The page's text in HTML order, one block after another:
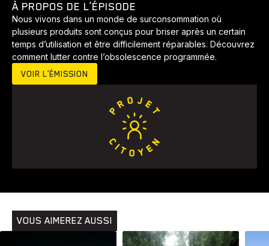
Histoires Pêche
À PROPOS DE L’ÉPISODE
Nous vivons dans un monde de surconsommation où
plusieurs produits sont conçus pour briser après un certain
temps d’utilisation et être difficilement réparables. Découvrez
comment lutter contre l’obsolescence programmée.
VOIR L’ÉMISSION
VOUS AIMEREZ AUSSI